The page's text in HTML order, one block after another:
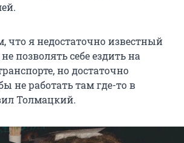
что я недостаточно известный
позволять себе ездить на
но достаточно
не работать там где-то в
Толмацкий.